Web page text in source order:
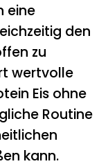
eine
den
zu
wertvolle
Eis ohne
Routine
kann.